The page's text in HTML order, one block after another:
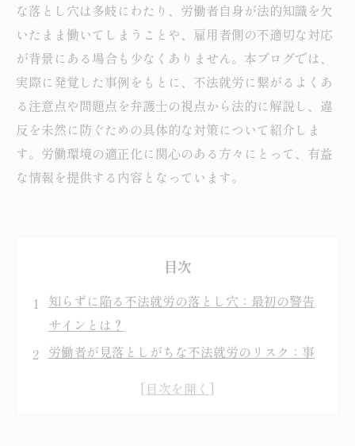
な落とし穴は多岐にわたり、労働者自身が法的知識を欠
いたまま働いてしまうことや、雇用者側の不適切な対応
が背景にある場合も少なくありません。本ブログでは、
実際に発覚した事例をもとに、不法就労に繋がるよくあ
る注意点や問題点を弁護士の視点から法的に解説し、違
反を未然に防ぐための具体的な対策について紹介しま
す。労働環境の適正化に関心のある方々にとって、有益
な情報を提供する内容となっています。
目次
知らずに陥る不法就労の落とし穴：最初の警告
サインとは？
労働者が見落としがちな不法就労のリスク：事